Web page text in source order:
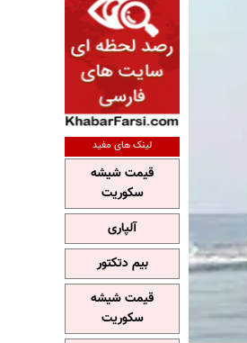
لینک های مفید
قیمت شیشه
سکوریت
آلپاری
بیم دتکتور
قیمت شیشه
سکوریت